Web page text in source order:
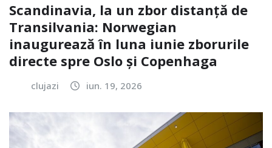
Scandinavia, la un zbor distanță de
Transilvania: Norwegian
inaugurează în luna iunie zborurile
directe spre Oslo și Copenhaga
clujazi iun. 19, 2026